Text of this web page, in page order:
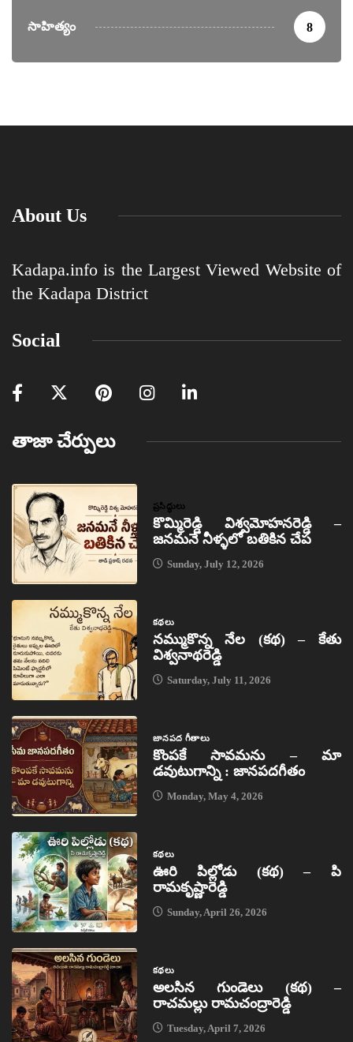
సాహిత్యం 8
About Us
Kadapa.info is the Largest Viewed Website of
the Kadapa District
Social
తాజా చేర్పులు
ప్రసిద్ధులు
కొమ్మిరెడ్డి విశ్వమోహనరెడ్డి –
జనమనే నీళ్ళలో బతికిన చేప
Sunday, July 12, 2026
కథలు
నమ్ముకొన్న నేల (కథ) – కేతు
విశ్వనాథరెడ్డి
Saturday, July 11, 2026
జానపద గీతాలు
కొంపకే సావమను – మా
డవుటుగాన్ని : జానపదగీతం
Monday, May 4, 2026
కథలు
ఊరి పిల్లోడు (కథ) – పి
రామకృష్ణారెడ్డి
Sunday, April 26, 2026
కథలు
అలసిన గుండెలు (కథ) –
రాచమల్లు రామచంద్రారెడ్డి
Tuesday, April 7, 2026